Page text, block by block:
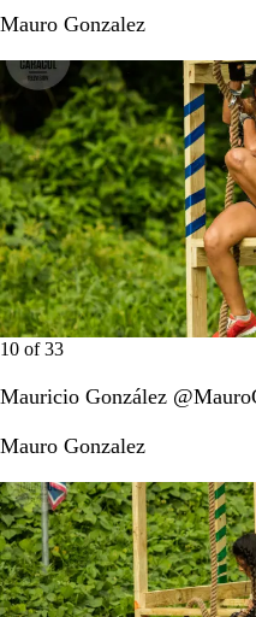
Mauro Gonzalez
10 of33
Mauricio González
Mauro Gonzalez